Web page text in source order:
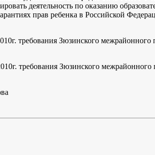
деятельность по оказанию
прав ребенка в Российской
требования Зюзинского
требования Зюзинского